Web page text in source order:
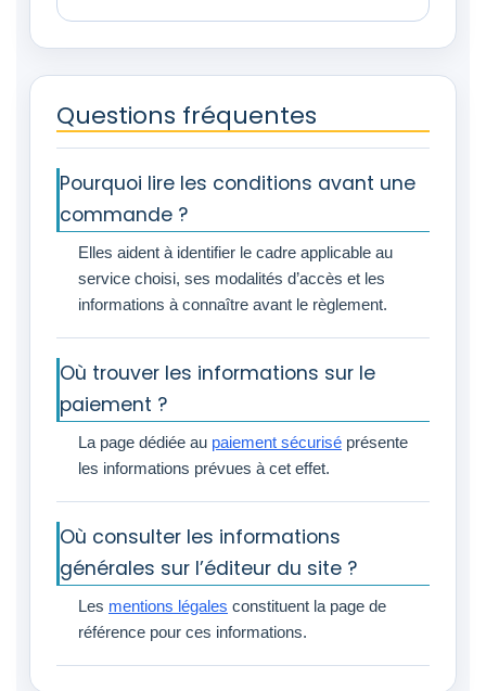
Questions fréquentes
Pourquoi lire les conditions avant une
commande ?
Elles aident à identifier le cadre applicable au
service choisi, ses modalités d’accès et les
informations à connaître avant le règlement.
Où trouver les informations sur le
paiement ?
La page dédiée au paiement sécurisé présente
les informations prévues à cet effet.
Où consulter les informations
générales sur l’éditeur du site ?
Les mentions légales constituent la page de
référence pour ces informations.